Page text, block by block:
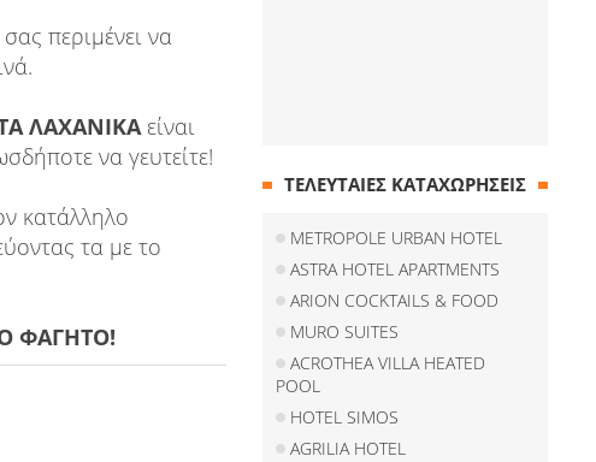
περιμένει να
ΛΑΧΑΝΙΚΑείναι
να γευτείτε!
κατάλληλο
τα με το
ΦΑΓΗΤΟ!
ΤΕΛΕΥΤΑΙΕΣ ΚΑΤΑΧΩΡΗΣΕΙΣ
METROPOLE URBAN HOTEL
ASTRA HOTEL APARTMENTS
ARION COCKTAILS & FOOD
MURO SUITES
ACROTHEA VILLA HEATED
POOL
HOTEL SIMOS
AGRILIA HOTEL